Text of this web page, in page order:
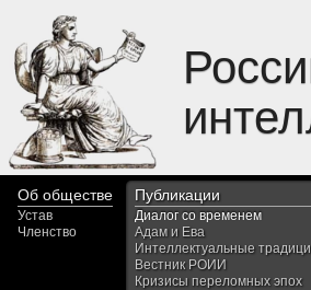
Об обществе
Устав
Членство
Публикации
Диалог со временем
Адам и Ева
Интеллектуальные
Вестник РОИИ
Кризисы переломных эпох